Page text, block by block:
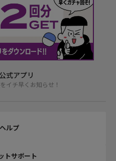
式アプリ
イチ早くお知らせ！
ヘルプ
トサポート